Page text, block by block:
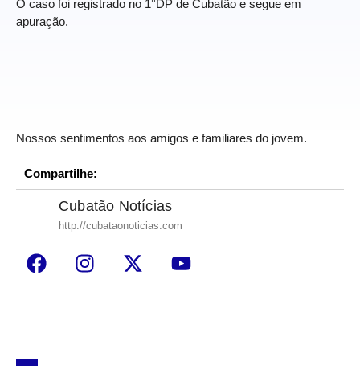
O caso foi registrado no 1°DP de Cubatão e segue em
apuração.
Nossos sentimentos aos amigos e familiares do jovem.
Compartilhe:
Cubatão Notícias
http://cubataonoticias.com